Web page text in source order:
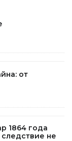
от
1864 года
не